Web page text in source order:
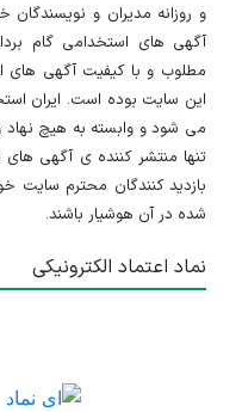
و روزانه مدیران و
آگهی های استخدامی گام
مطلوب و با کیفیت آگهی های
این سایت بوده است. ایران
می شود و وابسته به هیچ نهاد
تنها منتشر کننده ی آگهی های
بازدید کنندگان محترم
شده در آن هوشیار باشند.
نماد اعتماد الکترونیکی